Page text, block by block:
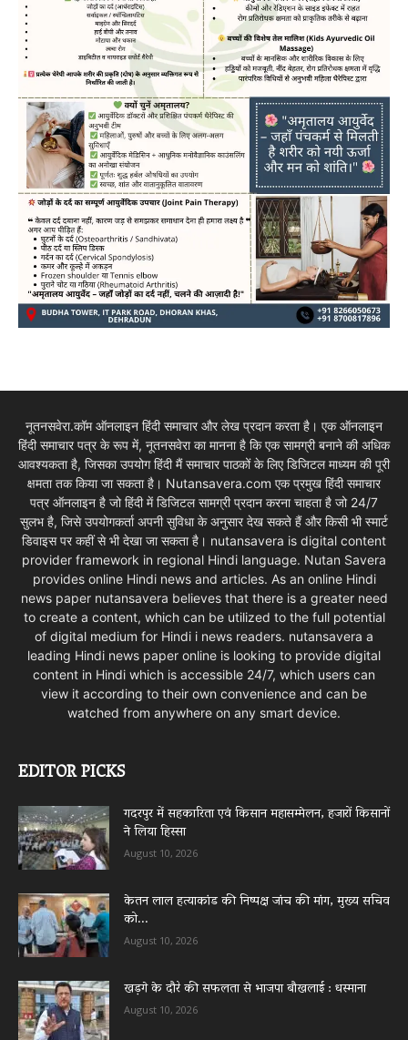
नूतनसवेरा.कॉम ऑनलाइन हिंदी समाचार और लेख प्रदान करता है। एक ऑनलाइन
हिंदी समाचार पत्र के रूप में, नूतनसवेरा का मानना है कि एक सामग्री बनाने की अधिक
आवश्यकता है, जिसका उपयोग हिंदी मैं समाचार पाठकों के लिए डिजिटल माध्यम की पूरी
क्षमता तक किया जा सकता है। Nutansavera.com एक प्रमुख हिंदी समाचार
पत्र ऑनलाइन है जो हिंदी में डिजिटल सामग्री प्रदान करना चाहता है जो 24/7
सुलभ है, जिसे उपयोगकर्ता अपनी सुविधा के अनुसार देख सकते हैं और किसी भी स्मार्ट
डिवाइस पर कहीं से भी देखा जा सकता है। nutansavera is digital content
provider framework in regional Hindi language. Nutan Savera
provides online Hindi news and articles. As an online Hindi
news paper nutansavera believes that there is a greater need
to create a content, which can be utilized to the full potential
of digital medium for Hindi i news readers. nutansavera a
leading Hindi news paper online is looking to provide digital
content in Hindi which is accessible 24/7, which users can
view it according to their own convenience and can be
watched from anywhere on any smart device.
EDITOR PICKS
गदरपुर में सहकारिता एवं किसान महासम्मेलन, हजारों किसानों
ने लिया हिस्सा
August 10, 2026
केतन लाल हत्याकांड की निष्पक्ष जांच की मांग, मुख्य सचिव
को...
August 10, 2026
खड़गे के दौरे की सफलता से भाजपा बौखलाई : धस्माना
August 10, 2026